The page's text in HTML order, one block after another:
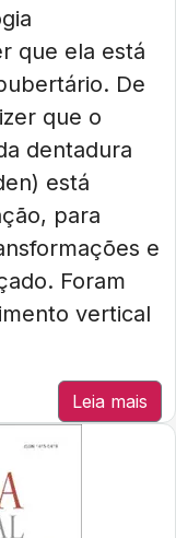
que ela está
De
que o
dentadura
está
para
e
Foram
vertical
Leia mais